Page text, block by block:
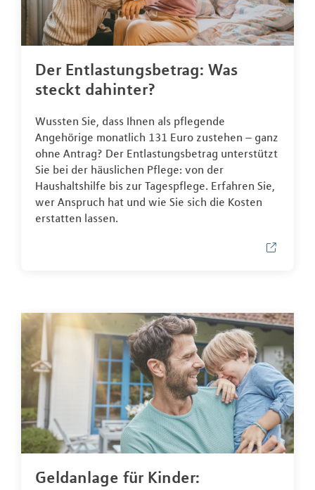
Der Entlastungsbetrag: Was
steckt dahinter?
Wussten Sie, dass Ihnen als pflegende
Angehörige monatlich 131 Euro zustehen – ganz
ohne Antrag? Der Entlastungsbetrag unterstützt
Sie bei der häuslichen Pflege: von der
Haushaltshilfe bis zur Tagespflege. Erfahren Sie,
wer Anspruch hat und wie Sie sich die Kosten
erstatten lassen.
Geldanlage für Kinder: